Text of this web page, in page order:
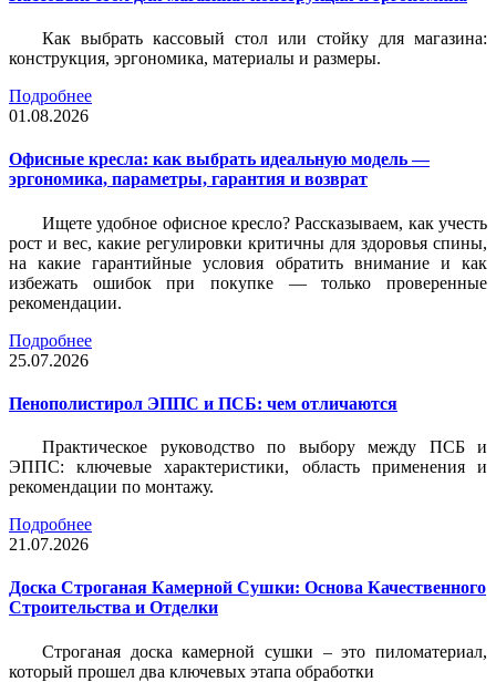
Как выбрать кассовый стол или стойку для магазина:
конструкция, эргономика, материалы и размеры.
Подробнее
01.08.2026
Офисные кресла: как выбрать идеальную модель —
эргономика, параметры, гарантия и возврат
Ищете удобное офисное кресло? Рассказываем, как учесть
рост и вес, какие регулировки критичны для здоровья спины,
на какие гарантийные условия обратить внимание и как
избежать ошибок при покупке — только проверенные
рекомендации.
Подробнее
25.07.2026
Пенополистирол ЭППС и ПСБ: чем отличаются
Практическое руководство по выбору между ПСБ и
ЭППС: ключевые характеристики, область применения и
рекомендации по монтажу.
Подробнее
21.07.2026
Доска Строганая Камерной Сушки: Основа Качественного
Строительства и Отделки
Строганая доска камерной сушки – это пиломатериал,
который прошел два ключевых этапа обработки